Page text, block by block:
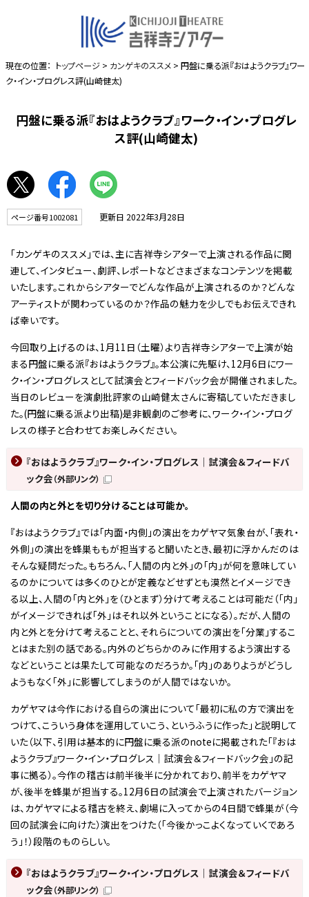
現在の位置： トップページ > カンゲキのススメ > 円盤に乗る派『おはようクラブ』ワー
ク・イン・プログレス評(山崎健太)
円盤に乗る派『おはようクラブ』ワーク・イン・プログレ
ス評(山崎健太)
ページ番号1002081 更新日 2022年3月28日
「カンゲキのススメ」では、主に吉祥寺シアターで上演される作品に関
連して、インタビュー、劇評、レポートなどさまざまなコンテンツを掲載
いたします。これからシアターでどんな作品が上演されるのか？どんな
アーティストが関わっているのか？作品の魅力を少しでもお伝えできれ
ば幸いです。
今回取り上げるのは、1月11日（土曜）より吉祥寺シアターで上演が始
まる円盤に乗る派『おはようクラブ』。本公演に先駆け、12月6日にワー
ク・イン・プログレスとして試演会とフィードバック会が開催されました。
当日のレビューを演劇批評家の山崎健太さんに寄稿していただきまし
た。(円盤に乗る派より出稿)是非観劇のご参考に、ワーク・イン・プログ
レスの様子と合わせてお楽しみください。
『おはようクラブ』ワーク・イン・プログレス｜試演会＆フィードバ
ック会（外部リンク）
人間の内と外とを切り分けることは可能か。
『おはようクラブ』では「内面・内側」の演出をカゲヤマ気象台が、「表れ・
外側」の演出を蜂巣ももが担当すると聞いたとき、最初に浮かんだのは
そんな疑問だった。もちろん、「人間の内と外」の「内」が何を意味してい
るのかについては多くのひとが定義などせずとも漠然とイメージでき
る以上、人間の「内と外」を（ひとまず）分けて考えることは可能だ（「内」
がイメージできれば「外」はそれ以外ということになる）。だが、人間の
内と外とを分けて考えることと、それらについての演出を「分業」するこ
とはまた別の話である。内外のどちらかのみに作用するよう演出する
などということは果たして可能なのだろうか。「内」のありようがどうし
ようもなく「外」に影響してしまうのが人間ではないか。
カゲヤマは今作における自らの演出について「最初に私の方で演出を
つけて、こういう身体を運用していこう、というふうに作った」と説明して
いた（以下、引用は基本的に円盤に乗る派のnoteに掲載された「『おは
ようクラブ』ワーク・イン・プログレス｜試演会＆フィードバック会」の記
事に拠る）。今作の稽古は前半後半に分かれており、前半をカゲヤマ
が、後半を蜂巣が担当する。12月6日の試演会で上演されたバージョン
は、カゲヤマによる稽古を終え、劇場に入ってからの4日間で蜂巣が（今
回の試演会に向けた）演出をつけた（「今後かっこよくなっていくであろ
う」！）段階のものらしい。
『おはようクラブ』ワーク・イン・プログレス｜試演会＆フィードバ
ック会（外部リンク）